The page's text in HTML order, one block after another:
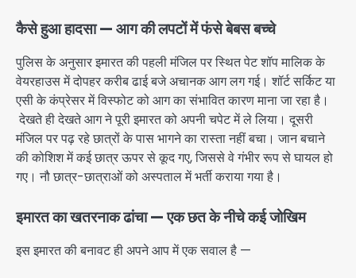
कैसे हुआ हादसा — आग की लपटों में फंसे बेबस बच्चे
पुलिस के अनुसार इमारत की पहली मंजिल पर स्थित पेट शॉप मालिक के
वेयरहाउस में दोपहर करीब ढाई बजे अचानक आग लग गई। शॉर्ट सर्किट या
एसी के कंप्रेसर में विस्फोट को आग का संभावित कारण माना जा रहा है।
देखते ही देखते आग ने पूरी इमारत को अपनी चपेट में ले लिया। दूसरी
मंजिल पर पढ़ रहे छात्रों के पास भागने का रास्ता नहीं बचा। जान बचाने
की कोशिश में कई छात्र ऊपर से कूद गए, जिससे वे गंभीर रूप से घायल हो
गए। नौ छात्र-छात्राओं को अस्पताल में भर्ती कराया गया है।
इमारत का खतरनाक ढांचा — एक छत के नीचे कई जोखिम
इस इमारत की बनावट ही अपने आप में एक सवाल है —